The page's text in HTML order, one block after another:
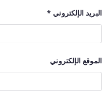
البريد الإلكتروني *
الموقع الإلكتروني